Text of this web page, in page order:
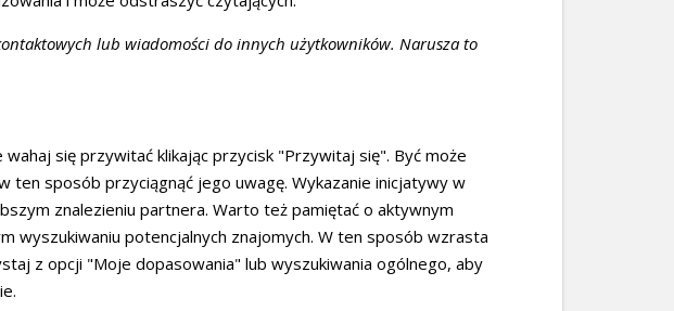
lub wiadomości do innych użytkowników. Narusza to
się przywitać klikając przycisk "Przywitaj się". Być może
ten sposób przyciągnąć jego uwagę. Wykazanie inicjatywy w
znalezieniu partnera. Warto też pamiętać o aktywnym
wyszukiwaniu potencjalnych znajomych. W ten sposób wzrasta
z opcji "Moje dopasowania" lub wyszukiwania ogólnego, aby